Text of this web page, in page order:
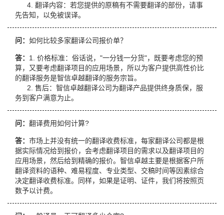
4. 翻译内容：若您提供的原稿有不需要翻译的部份，请事
先告知，以免被误译。
问： 如何比较多家翻译公司报价单？
答： 1. 价格标准：俗话说，"一分钱一分货"，既要考虑您的预
算，又要考虑翻译项目的应用场景，所以为客户提供高性价比
的翻译服务是智信卓越翻译的服务宗旨。
2. 售后：智信卓越翻译公司为翻译产品提供终身质保，服
务到客户满意为止。
问： 翻译费用如何计算?
答： 市场上并没有统一的翻译收费标准，每家翻译公司都是根
据实际情况给到报价，会考虑翻译项目的需求以及翻译项目的
应用场景，然后给到精确的报价。智信卓越主要是根据客户所
翻译资料的语种、难易程度、专业类型、交稿时间等因素综合
决定翻译收费标准。同样，如果是证明、证件，我们将按照页
数予以计费。